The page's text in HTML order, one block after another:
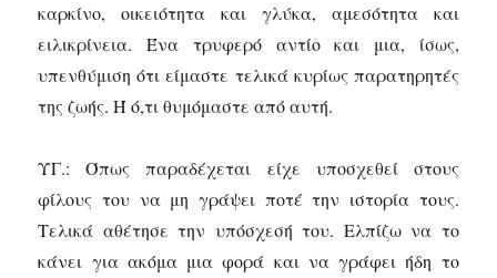
καρκίνο, οικειότητα και γλύκα, αμεσότητα και
ειλικρίνεια. Ένα τρυφερό αντίο και μια, ίσως,
υπενθύμιση ότι είμαστε τελικά κυρίως παρατηρητές
της ζωής. Ή ό,τι θυμόμαστε από αυτή.
ΥΓ.: Όπως παραδέχεται είχε υποσχεθεί στους
φίλους του να μη γράψει ποτέ την ιστορία τους.
Τελικά αθέτησε την υπόσχεσή του. Ελπίζω να το
κάνει για ακόμα μια φορά και να γράφει ήδη το